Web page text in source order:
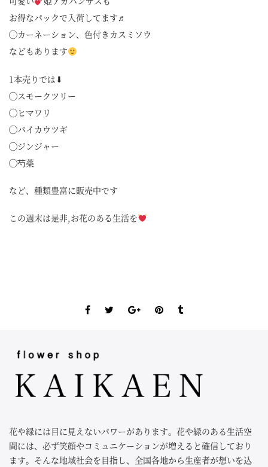
お得なパックで入荷してます♬
◯カーネーション、色付きカスミソウ
などもあります
1本売りでは⬇︎
◯スモークツリー
◯ヒマワリ
◯バイカウツギ
◯ジンジャー
◯芍薬
など、種類豊富に販売中です
この週末は是非,お花のある生活を
花や緑には目に見えないパワーがあります。花や緑のある生活空
間には、必ず笑顔やコミュニケーションが増えると確信しており
ます。そんな地域社会を目指し、全国各地から生産者が想いを込